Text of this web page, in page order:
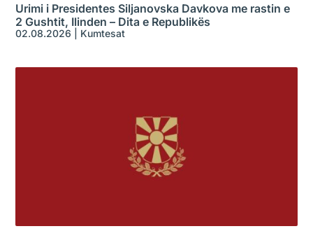
Urimi i Presidentes Siljanovska Davkova me rastin e
2 Gushtit, Ilinden – Dita e Republikës
02.08.2026 Kumtesat